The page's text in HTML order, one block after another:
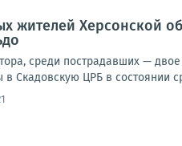
жителей Херсонской
среди пострадавших —
в Скадовскую ЦРБ в состоянии